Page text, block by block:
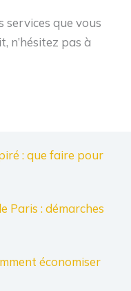
que vous
n’hésitez pas à
: que faire pour
Paris : démarches
économiser